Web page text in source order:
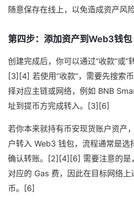
随意保存在线上，以免造成资产风
第四步：添加资产到Web3钱包
创建完成后，你可以通过“收款”或“
[3][4] 若使用“收款”，需要先搜索
择对应主链或网络，例如 BNB
址到提币方完成转入。[3][6]
若你本来就持有币安现货账户资产
户转入 Web3 钱包，流程通常是选
确认转账。[2][4][6] 需要注意的是
对应的 Gas 费，因此在目标网络
币。[6]